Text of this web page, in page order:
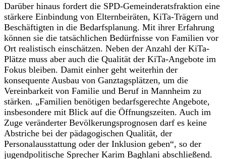
Darüber hinaus fordert die SPD-Gemeinderatsfraktion eine
stärkere Einbindung von Elternbeiräten, KiTa-Trägern und
Beschäftigten in die Bedarfsplanung. Mit ihrer Erfahrung
können sie die tatsächlichen Bedürfnisse von Familien vor
Ort realistisch einschätzen. Neben der Anzahl der KiTa-
Plätze muss aber auch die Qualität der KiTa-Angebote im
Fokus bleiben. Damit einher geht weiterhin der
konsequente Ausbau von Ganztagsplätzen, um die
Vereinbarkeit von Familie und Beruf in Mannheim zu
stärken. „Familien benötigen bedarfsgerechte Angebote,
insbesondere mit Blick auf die Öffnungszeiten. Auch im
Zuge veränderter Bevölkerungsprognosen darf es keine
Abstriche bei der pädagogischen Qualität, der
Personalausstattung oder der Inklusion geben“, so der
jugendpolitische Sprecher Karim Baghlani abschließend.